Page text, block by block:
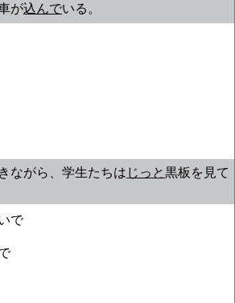
が込んでいる。
ながら、学生たちは じっと黒板を見て
で